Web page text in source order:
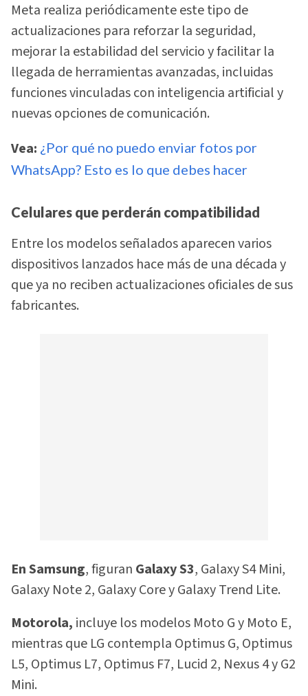
Meta realiza periódicamente este tipo de
actualizaciones para reforzar la seguridad,
mejorar la estabilidad del servicio y facilitar la
llegada de herramientas avanzadas, incluidas
funciones vinculadas con inteligencia artificial y
nuevas opciones de comunicación.
Vea: ¿Por qué no puedo enviar fotos por
WhatsApp? Esto es lo que debes hacer
Celulares que perderán compatibilidad
Entre los modelos señalados aparecen varios
dispositivos lanzados hace más de una década y
que ya no reciben actualizaciones oficiales de sus
fabricantes.
En Samsung, figuran Galaxy S3, Galaxy S4 Mini,
Galaxy Note 2, Galaxy Core y Galaxy Trend Lite.
Motorola, incluye los modelos Moto G y Moto E,
mientras que LG contempla Optimus G, Optimus
L5, Optimus L7, Optimus F7, Lucid 2, Nexus 4 y G2
Mini.